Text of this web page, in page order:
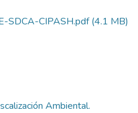
SDCA-CIPASH.pdf(4.1 MB)
Ambiental.